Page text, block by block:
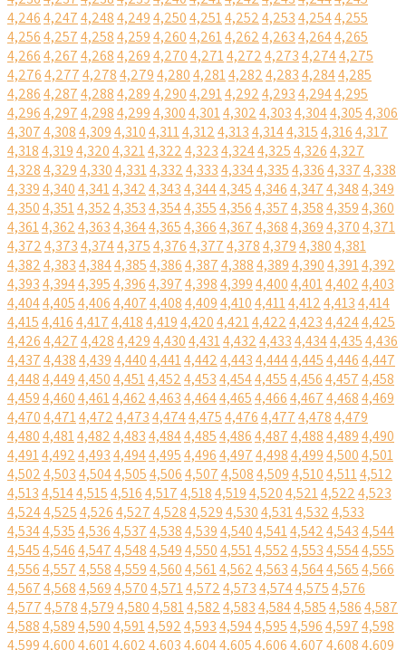
4,2464,2474,2484,2494,2504,2514,2524,2534,2544,255
4,2564,2574,2584,2594,2604,2614,2624,2634,2644,265
4,2664,2674,2684,2694,2704,2714,2724,2734,2744,275
4,2764,2774,2784,2794,2804,2814,2824,2834,2844,285
4,2864,2874,2884,2894,2904,2914,2924,2934,2944,295
4,2964,2974,2984,2994,3004,3014,3024,3034,3044,3054,306
4,3074,3084,3094,3104,3114,3124,3134,3144,3154,3164,317
4,3184,3194,3204,3214,3224,3234,3244,3254,3264,327
4,3284,3294,3304,3314,3324,3334,3344,3354,3364,3374,338
4,3394,3404,3414,3424,3434,3444,3454,3464,3474,3484,349
4,3504,3514,3524,3534,3544,3554,3564,3574,3584,3594,360
4,3614,3624,3634,3644,3654,3664,3674,3684,3694,3704,371
4,3724,3734,3744,3754,3764,3774,3784,3794,3804,381
4,3824,3834,3844,3854,3864,3874,3884,3894,3904,3914,392
4,3934,3944,3954,3964,3974,3984,3994,4004,4014,4024,403
4,4044,4054,4064,4074,4084,4094,4104,4114,4124,4134,414
4,4154,4164,4174,4184,4194,4204,4214,4224,4234,4244,425
4,4264,4274,4284,4294,4304,4314,4324,4334,4344,4354,436
4,4374,4384,4394,4404,4414,4424,4434,4444,4454,4464,447
4,4484,4494,4504,4514,4524,4534,4544,4554,4564,4574,458
4,4594,4604,4614,4624,4634,4644,4654,4664,4674,4684,469
4,4704,4714,4724,4734,4744,4754,4764,4774,4784,479
4,4804,4814,4824,4834,4844,4854,4864,4874,4884,4894,490
4,4914,4924,4934,4944,4954,4964,4974,4984,4994,5004,501
4,5024,5034,5044,5054,5064,5074,5084,5094,5104,5114,512
4,5134,5144,5154,5164,5174,5184,5194,5204,5214,5224,523
4,5244,5254,5264,5274,5284,5294,5304,5314,5324,533
4,5344,5354,5364,5374,5384,5394,5404,5414,5424,5434,544
4,5454,5464,5474,5484,5494,5504,5514,5524,5534,5544,555
4,5564,5574,5584,5594,5604,5614,5624,5634,5644,5654,566
4,5674,5684,5694,5704,5714,5724,5734,5744,5754,576
4,5774,5784,5794,5804,5814,5824,5834,5844,5854,5864,587
4,5884,5894,5904,5914,5924,5934,5944,5954,5964,5974,598
4,5994,6004,6014,6024,6034,6044,6054,6064,6074,6084,609